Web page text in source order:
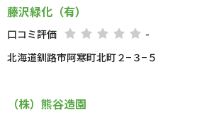
藤沢緑化（有）
口コミ評価
-
北海道釧路市阿寒町北町２−３−５
（株）熊谷造園